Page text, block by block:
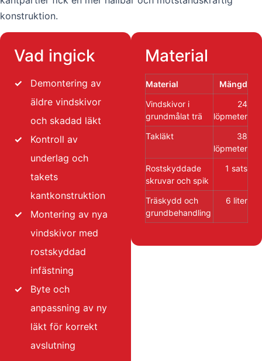
konstruktion.
Vad ingick
✓
Demontering av
äldre vindskivor
och skadad läkt
✓
Kontroll av
underlag och
takets
kantkonstruktion
✓
Montering av nya
vindskivor med
rostskyddad
infästning
✓
Byte och
anpassning av ny
läkt för korrekt
avslutning
Material
Material
Mängd
Vindskivor i
grundmålat trä
24
löpmeter
Takläkt
38
löpmeter
Rostskyddade
skruvar och spik
1 sats
Träskydd och
grundbehandling
6 liter